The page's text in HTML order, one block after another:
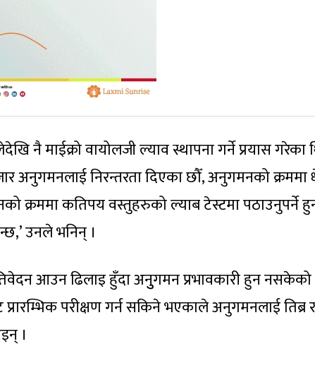
नै माईक्रो वायोलजी ल्याव स्थापना गर्ने प्रयास गरेका
अनुगमनलाई निरन्तरता दिएका छौँ, अनुगमनको क्रममा
क्रममा कतिपय वस्तुहरुको ल्याब टेस्टमा पठाउनुपर्ने
उनले भनिन् ।
आउन ढिलाइ हुँदा अनुुगमन प्रभावकारी हुन नसकेको
परीक्षण गर्न सकिने भएकाले अनुगमनलाई तिब्र र
।